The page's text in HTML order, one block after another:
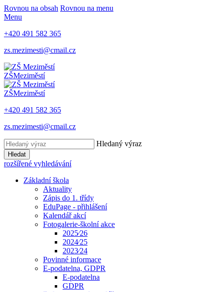
Rovnou na obsah Rovnou na menu
Menu
+420 491 582 365
zs.mezimesti@cmail.cz
ZŠMeziměstí
ZŠMeziměstí
+420 491 582 365
zs.mezimesti@cmail.cz
Hledaný výraz
Hledat
rozšířené vyhledávání
Základní škola
Aktuality
Zápis do 1. třídy
EduPage - přihlášení
Kalendář akcí
Fotogalerie-školní akce
2025⁄26
2024⁄25
2023⁄24
Povinné informace
E-podatelna, GDPR
E-podatelna
GDPR